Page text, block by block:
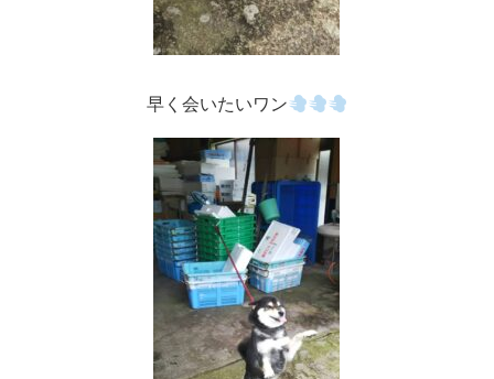
早く会いたいワン